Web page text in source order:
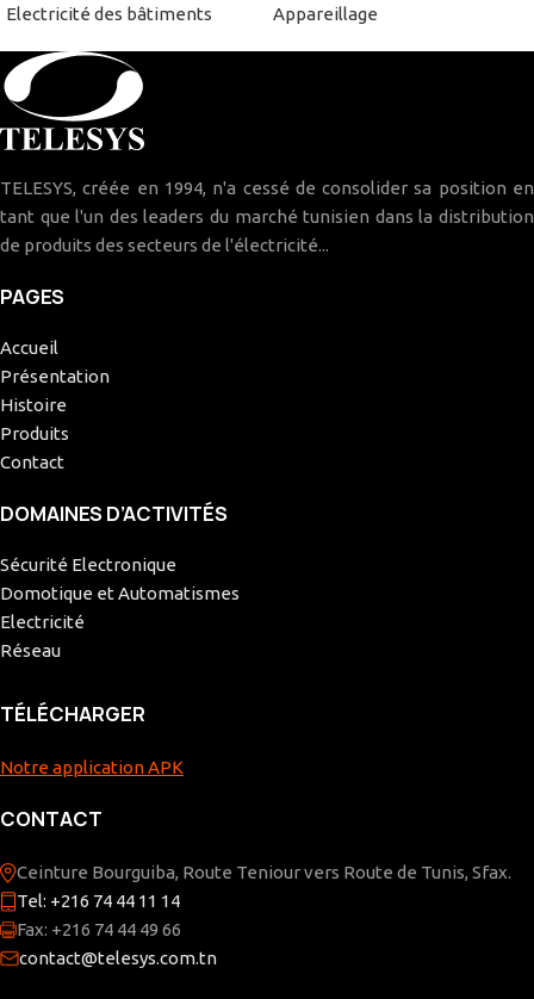
Electricité des bâtiments
Appareillage
TELESYS, créée en 1994, n'a cessé de consolider sa position en
tant que l'un des leaders du marché tunisien dans la distribution
de produits des secteurs de l'électricité...
PAGES
Accueil
Présentation
Histoire
Produits
Contact
DOMAINES D’ACTIVITÉS
Sécurité Electronique
Domotique et Automatismes
Electricité
Réseau
TÉLÉCHARGER
Notre application APK
CONTACT
Ceinture Bourguiba, Route Teniour vers Route de Tunis, Sfax.
Tel: +216 74 44 11 14
Fax: +216 74 44 49 66
contact@telesys.com.tn